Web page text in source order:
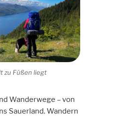
zu Füßen liegt
Wanderwege – von
Sauerland. Wandern